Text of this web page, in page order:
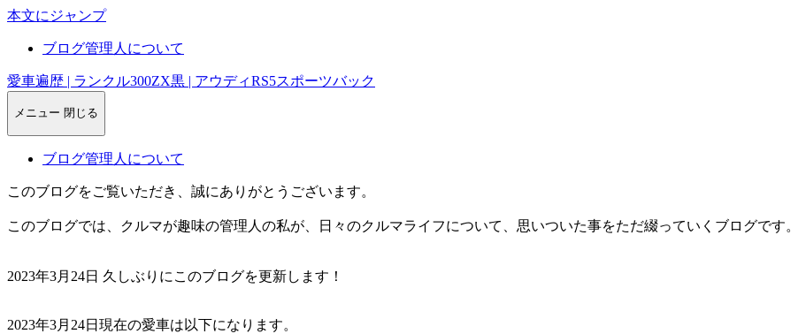
本文にジャンプ
ブログ管理人について
愛車遍歴 | ランクル300ZX黒 | アウディRS5スポーツバック
メニュー 閉じる
ブログ管理人について
このブログをご覧いただき、誠にありがとうございます。
このブログでは、クルマが趣味の管理人の私が、日々のクルマライフについて、思いついた事をただ綴っていくブログです。
2023年3月24日 久しぶりにこのブログを更新します！
2023年3月24日現在の愛車は以下になります。